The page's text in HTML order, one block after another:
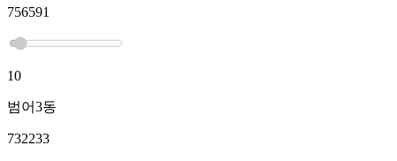
756591
10
범어3동
732233